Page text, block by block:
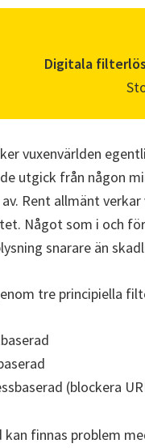
Digitala
vuxenvärlden
utgick från någon
Rent allmänt
Något som i och
snarare än
tre principiella
(blockera
kan finnas problem